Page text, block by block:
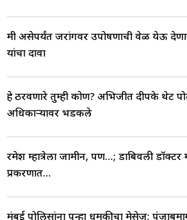
मी असेपर्यंत जरांगेंवर उपोषणाची वेळ येऊ
यांचा दावा
हे ठरवणारे तुम्ही कोण? अभिजीत दीपके थेट
अधिकाऱ्यावर भडकले
रमेश म्हात्रेला जामीन, पण...; डोंबिवली डॉक्टर
प्रकरणात...
मुंबई पोलिसांना पुन्हा धमकीचा मेसेज;